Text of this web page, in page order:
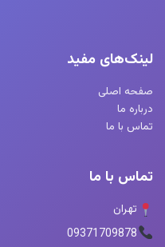
لینک‌های مفید
صفحه اصلی
درباره ما
تماس با ما
تماس با ما
تهران
09371709878